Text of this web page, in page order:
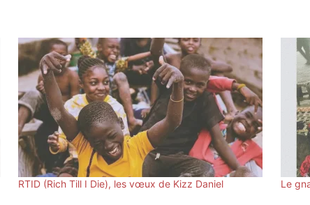
RTID (Rich Till I Die), les vœux de Kizz Daniel Le